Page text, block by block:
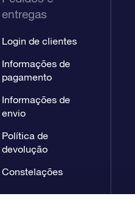
entregas
Login de clientes
Informações de
pagamento
Informações de
envio
Política de
devolução
Constelações